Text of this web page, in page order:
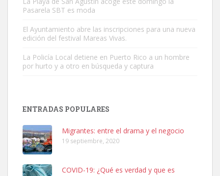
Este gato macho ha aparecido en la calle hace menos de un mes,
Leales.org » Gran Canaria
9.7.2025
Adopción urgente
hembra, 4 años. Por motivos personales ...
Leales.org » Gran Canaria | 6.7.2025
Pasarela SBT es moda
El Ayuntamiento abre las inscripciones para una nueva
edición del festival Mareas Vivas.
La Policía Local detiene en Puerto Rico a un hombre
por hurto y a otro en búsqueda y captura
ENTRADAS POPULARES
Migrantes: entre el drama y el negocio
19 septiembre, 2020
COVID-19: ¿Qué es verdad y que es